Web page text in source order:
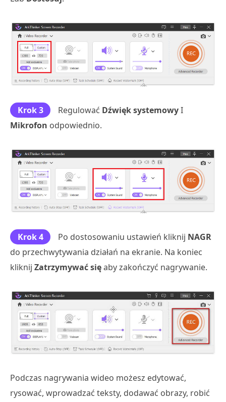
Krok 3 Regulować Dźwięk systemowyI
Mikrofon odpowiednio.
Krok 4 Po dostosowaniu ustawień kliknij NAGR
do przechwytywania działań na ekranie. Na koniec
kliknij Zatrzymywać sięaby zakończyć nagrywanie.
Podczas nagrywania wideo możesz edytować,
rysować, wprowadzać teksty, dodawać obrazy, robić